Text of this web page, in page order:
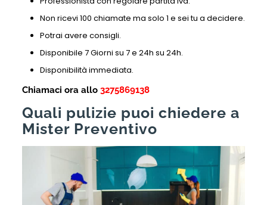
Non ricevi 100 chiamate ma solo 1 e sei tu a decidere.
Potrai avere consigli.
Disponibile 7 Giorni su 7 e 24h su 24h.
Disponibilità immediata.
Chiamaci ora allo 3275869138
Quali pulizie puoi chiedere a
Mister Preventivo